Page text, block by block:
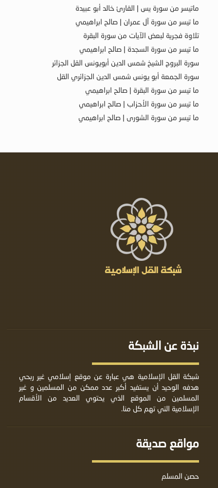
ماتيسر من سورة يس | القارئ خالد أبو عبيدة
ما تيسر من سورة آل عمران | صالح ابراهيمي
تلاوة فجرية لبعض الآيات من سورة البقرة
ما تيسر من سورة السجدة | صالح ابراهيمي
سورة البروج الشيخ شمس الدين أبويونس القل الجزائر
سورة الجمعة أبو يونس شمس الدين الجزائري القل
ما تيسر من سورة البقرة | صالح ابراهيمي
ما تيسر من سورة الأحزاب | صالح ابراهيمي
ما تيسر من سورة الشورى | صالح ابراهيمي
نبذة عن الشبكة
شبكة القل الإسلامية هي عبارة عن موقع إسلامي غير ربحي
هدفه الوحيد أن يستفيد أكبر عدد ممكن من المسلمين و غير
المسلمين من الموقع الذي يحتوي العديد من الأقسام
الإسلامية التي تهم كل منا.
مواقع صديقة
حصن المسلم